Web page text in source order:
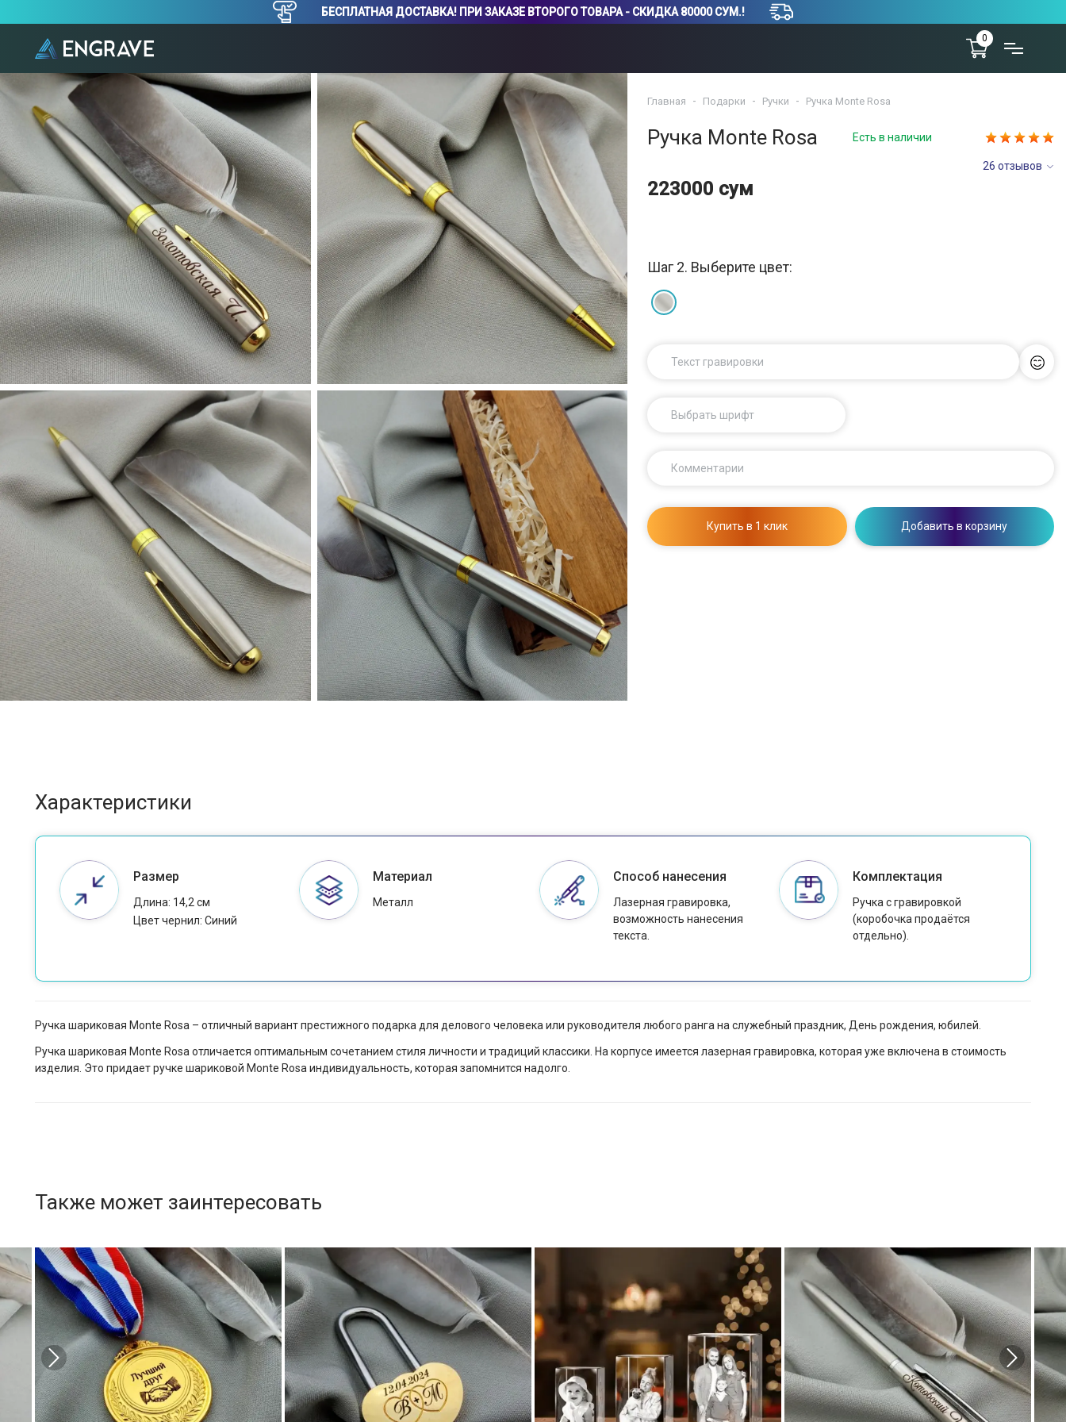
БЕСПЛАТНАЯ ДОСТАВКА! ПРИ ЗАКАЗЕ ВТОРОГО ТОВАРА - СКИДКА 80000 СУМ.!
0
Главная Подарки Ручки Ручка Monte Rosa
Ручка Monte Rosa Есть в наличии
26 отзывов
223000 сум
Шаг 2. Выберите цвет:
Текст гравировки
Выбрать шрифт
Комментарии
Купить в 1 клик Добавить в корзину
Характеристики
Размер
Длина: 14,2 см
Цвет чернил: Синий
Материал
Металл
Способ нанесения
Лазерная гравировка,
возможность нанесения
текста.
Комплектация
Ручка с гравировкой
(коробочка продаётся
отдельно).
Ручка шариковая Monte Rosa – отличный вариант престижного подарка для делового человека или руководителя любого ранга на служебный праздник, День рождения, юбилей.
Ручка шариковая Monte Rosa отличается оптимальным сочетанием стиля личности и традиций классики. На корпусе имеется лазерная гравировка, которая уже включена в стоимость
изделия. Это придает ручке шариковой Monte Rosa индивидуальность, которая запомнится надолго.
Также может заинтересовать